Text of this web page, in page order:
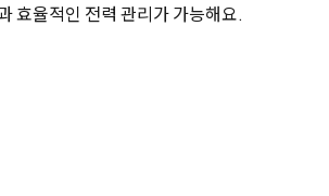
효율적인 전력 관리가 가능해요.